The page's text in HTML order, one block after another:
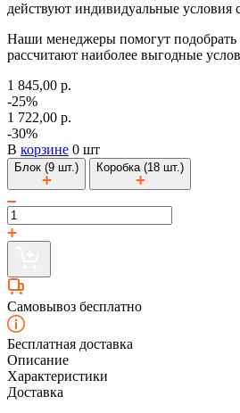
действуют индивидуальные условия
Наши менеджеры помогут подобрать
рассчитают наиболее выгодные
1 845,00 р.
-25%
1 722,00 р.
-30%
В корзине 0 шт
Блок (9 шт.) Коробка (18 шт.)
Самовывоз бесплатно
Бесплатная доставка
Описание
Характеристики
Доставка